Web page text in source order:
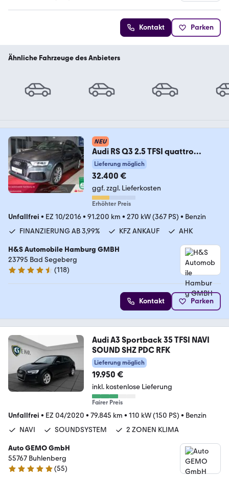
Kontakt Parken
Ähnliche Fahrzeuge des Anbieters
NEU
Audi RS Q3 2.5 TFSI quattro
performance PANORAMA*KAME
Lieferung möglich
32.400 €
ggf. zzgl. Lieferkosten
Erhöhter Preis
Unfallfrei • EZ 10/2016• 91.200 km • 270 kW (367 PS) • Benzin
FINANZIERUNG AB 3,99%
KFZ ANKAUF AHK
H&S Automobile Hamburg GMBH
23795 Bad Segeberg
4.6 Sterne
(118)
Kontakt Parken
Audi A3 Sportback 35 TFSI NAVI
SOUND SHZ PDC RFK
Lieferung möglich
19.950 €
inkl. kostenlose Lieferung
Fairer Preis
Unfallfrei • EZ 04/2020 • 79.845 km • 110 kW (150 PS) • Benzin
NAVI
SOUNDSYSTEM 2 ZONEN KLIMA
Auto GEMO GmbH
55767 Buhlenberg
5 Sterne
(55)